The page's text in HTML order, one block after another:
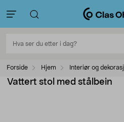
Forside Hjem Interiør og
Vattert stol med stålbein